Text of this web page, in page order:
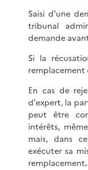
Saisi d'une
tribunal
demande
Si la
remplacement
En cas de
d'expert, la
peut être
intérêts,
mais, dans
exécuter sa
remplacement.